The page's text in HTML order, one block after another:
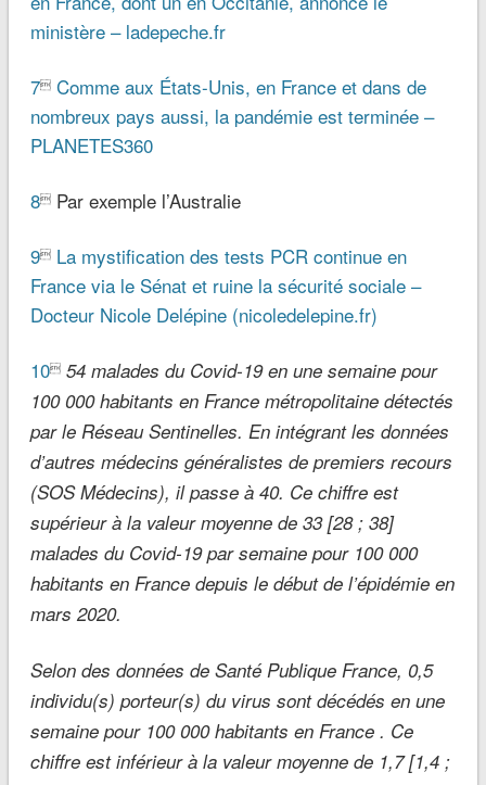
ministère – ladepeche.fr
7 Comme aux États-Unis, en France et dans de
nombreux pays aussi, la pandémie est terminée –
PLANETES360
8Par exemple l’Australie
9 La mystification des tests PCR continue en
France via le Sénat et ruine la sécurité sociale –
Docteur Nicole Delépine (nicoledelepine.fr)
10 54 malades du Covid-19 en une semaine pour
100 000 habitants en France métropolitaine détectés
par le Réseau Sentinelles. En intégrant les données
d’autres médecins généralistes de premiers recours
(SOS Médecins), il passe à 40. Ce chiffre est
supérieur à la valeur moyenne de 33 [28 ; 38]
malades du Covid-19 par semaine pour 100 000
habitants en France depuis le début de l’épidémie en
mars 2020.
Selon des données de Santé Publique France, 0,5
individu(s) porteur(s) du virus sont décédés en une
semaine pour 100 000 habitants en France . Ce
chiffre est inférieur à la valeur moyenne de 1,7 [1,4 ;